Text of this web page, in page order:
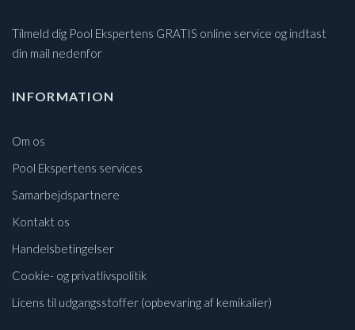
Tilmeld dig Pool Ekspertens GRATIS online service og indtast
din mail nedenfor
INFORMATION
Om os
Pool Ekspertens services
Samarbejdspartnere
Kontakt os
Handelsbetingelser
Cookie- og privatlivspolitik
Licens til udgangsstoffer (opbevaring af kemikalier)